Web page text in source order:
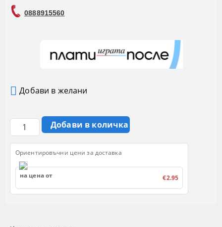
0888915560
Добави в желани
Ориентировъчни цени за доставка
на цена от €2.95